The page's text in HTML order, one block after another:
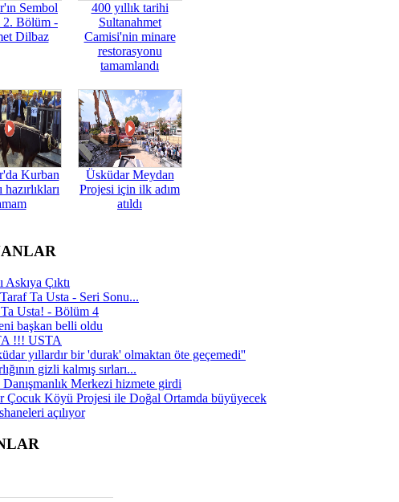
Sembol
2. Bölüm -
Dilbaz
400 yıllık tarihi
Sultanahmet
Camisi'nin minare
restorasyonu
tamamlandı
Kurban
hazırlıkları
Üsküdar Meydan
Projesi için ilk adım
atıldı
Çıktı
Ta Usta - Seri Sonu...
Usta! - Bölüm 4
başkan belli oldu
!!! USTA
yıllardır bir 'durak' olmaktan öte geçemedi''
gizli kalmış sırları...
Merkezi hizmete girdi
Çocuk Köyü Projesi ile Doğal Ortamda büyüyecek
açılıyor